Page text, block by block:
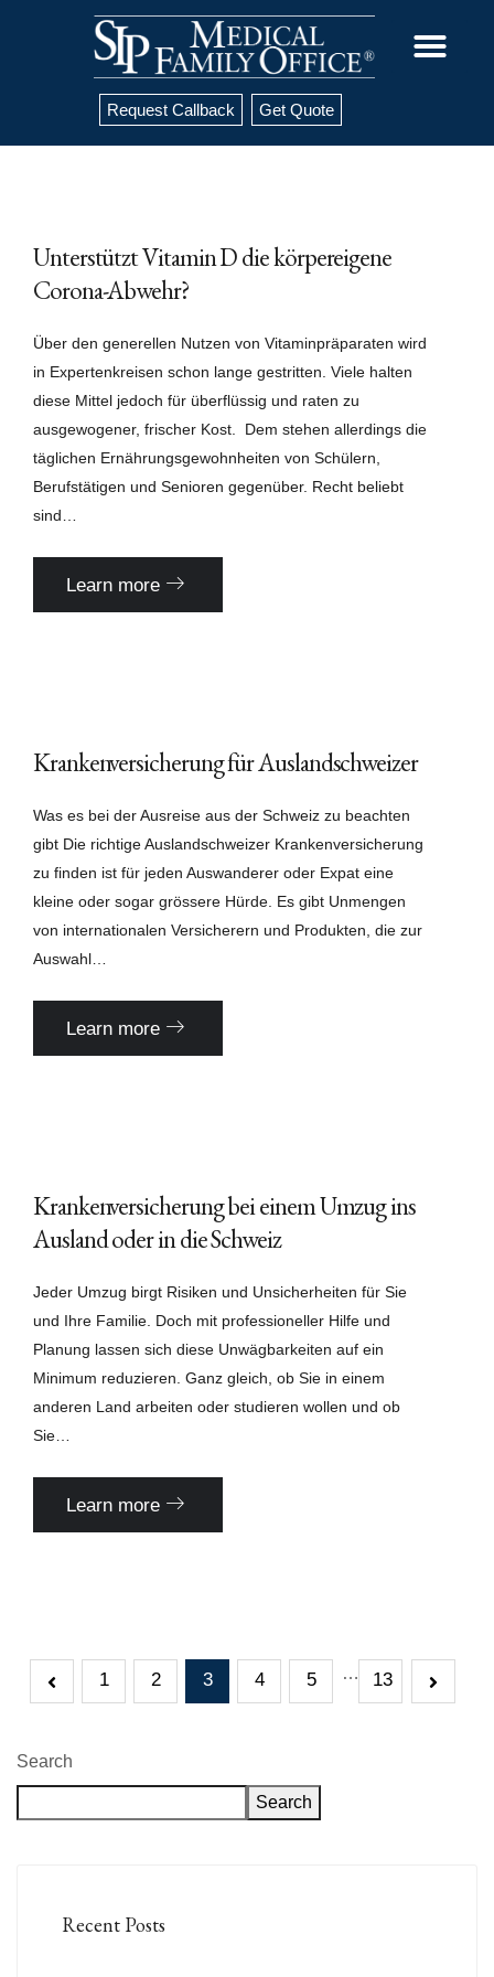
Request Callback Get Quote
Unterstützt Vitamin D die körpereigene
Corona-Abwehr?
Über den generellen Nutzen von Vitaminpräparaten wird
in Expertenkreisen schon lange gestritten. Viele halten
diese Mittel jedoch für überflüssig und raten zu
ausgewogener, frischer Kost. Dem stehen allerdings die
täglichen Ernährungsgewohnheiten von Schülern,
Berufstätigen und Senioren gegenüber. Recht beliebt
sind…
Learn more
Krankenversicherung für Auslandschweizer
Was es bei der Ausreise aus der Schweiz zu beachten
gibt Die richtige Auslandschweizer Krankenversicherung
zu finden ist für jeden Auswanderer oder Expat eine
kleine oder sogar grössere Hürde. Es gibt Unmengen
von internationalen Versicherern und Produkten, die zur
Auswahl…
Learn more
Krankenversicherung bei einem Umzug ins
Ausland oder in die Schweiz
Jeder Umzug birgt Risiken und Unsicherheiten für Sie
und Ihre Familie. Doch mit professioneller Hilfe und
Planung lassen sich diese Unwägbarkeiten auf ein
Minimum reduzieren. Ganz gleich, ob Sie in einem
anderen Land arbeiten oder studieren wollen und ob
Sie…
Learn more
1 2 3 4 5 … 13
Search
Search
Recent Posts